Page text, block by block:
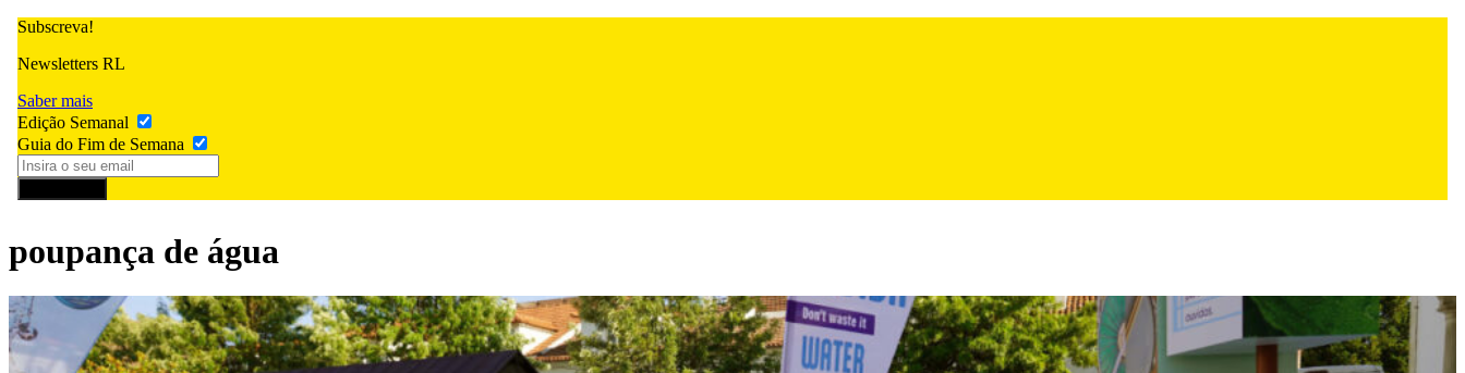
Subscreva!
Newsletters RL
Saber mais
Edição Semanal
Guia do Fim de Semana
poupança de água